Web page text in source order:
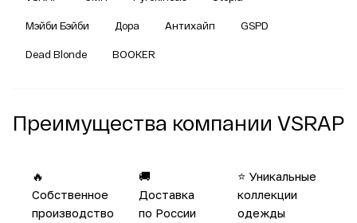
Мэйби Бэйби Дора Антихайп GSPD
Dead Blonde BOOKER
Преимущества компании VSRAP
🔥
Собственное
производство
🚚
Доставка
по России
⭐ Уникальные
коллекции
одежды